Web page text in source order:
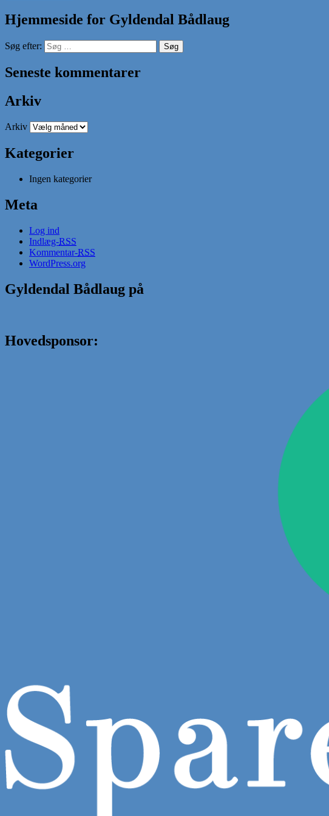
Hjemmeside for Gyldendal Bådlaug
Søg efter:
Seneste kommentarer
Arkiv
Arkiv
Kategorier
Ingen kategorier
Meta
Log ind
Indlæg-RSS
Kommentar-RSS
WordPress.org
Gyldendal Bådlaug på
Hovedsponsor: